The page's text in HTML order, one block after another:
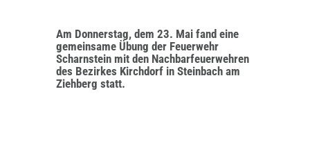
Am Donnerstag, dem 23. Mai fand eine
gemeinsame Übung der Feuerwehr
Scharnstein mit den Nachbarfeuerwehren
des Bezirkes Kirchdorf in Steinbach am
Ziehberg statt.